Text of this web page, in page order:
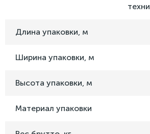
Длина упаковки, м
Ширина упаковки, м
Высота упаковки, м
Материал упаковки